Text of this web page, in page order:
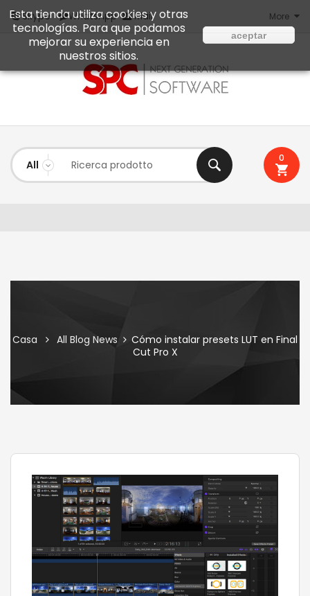
Skype WhatsApp Mail More
0
Casa All Blog News
Cómo instalar presets LUT en Final
Cut Pro X
Esta tienda utiliza cookies y otras
tecnologías. Para que podamos
mejorar su experiencia en
nuestros sitios.
aceptar